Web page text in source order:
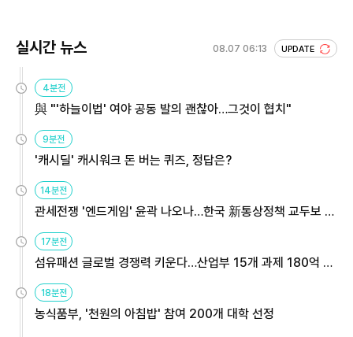
실시간 뉴스 08.07 06:13 UPDATE
4분전
與 "'하늘이법' 여야 공동 발의 괜찮아…그것이 협치"
9분전
'캐시딜' 캐시워크 돈 버는 퀴즈, 정답은?
14분전
관세전쟁 '엔드게임' 윤곽 나오나…한국 新통상정책 교두보 활
용해야
17분전
섬유패션 글로벌 경쟁력 키운다…산업부 15개 과제 180억 지
원
18분전
농식품부, '천원의 아침밥' 참여 200개 대학 선정